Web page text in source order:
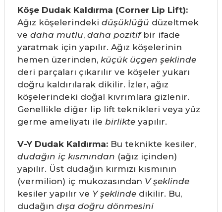
Köşe Dudak Kaldırma (Corner Lip Lift):
Ağız köşelerindeki düşüklüğü düzeltmek
ve daha mutlu, daha pozitifbir ifade
yaratmak için yapılır. Ağız köşelerinin
hemen üzerinden, küçük üçgen şeklinde
deri parçaları çıkarılır ve köşeler yukarı
doğru kaldırılarak dikilir. İzler, ağız
köşelerindeki doğal kıvrımlara gizlenir.
Genellikle diğer lip lift teknikleri veya yüz
germe ameliyatı ile birlikteyapılır.
V-Y Dudak Kaldırma:Bu teknikte kesiler,
dudağın iç kısmından (ağız içinden)
yapılır. Üst dudağın kırmızı kısmının
(vermilion) iç mukozasından V şeklinde
kesiler yapılır ve Y şeklindedikilir. Bu,
dudağın dışa doğru dönmesini